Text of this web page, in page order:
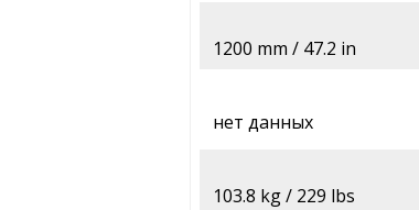
1200 mm / 47.2 in
нет данных
103.8 kg / 229 lbs